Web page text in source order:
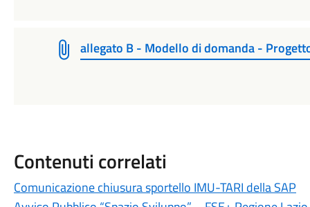
allegato B - Modello di domanda -
Contenuti correlati
Comunicazione chiusura sportello IMU-TARI della SAP